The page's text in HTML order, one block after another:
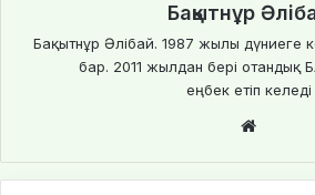
Бақытнұр
Бақытнұр Әлібай. 1987 жылы дүниеге
бар. 2011 жылдан бері отандық
еңбек етіп келеді
te